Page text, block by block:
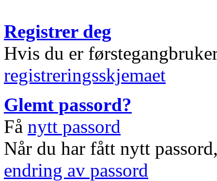
Registrer deg
Hvis du er
registreringsskjemaet
Glemt passord?
Få nytt passord
Når du har fått nytt
endring av passord